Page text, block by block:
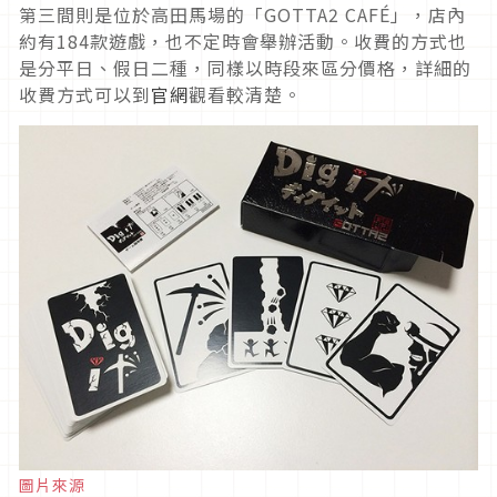
第三間則是位於高田馬場的「GOTTA2 CAFÉ」，店內
約有184款遊戲，也不定時會舉辦活動。收費的方式也
是分平日、假日二種，同樣以時段來區分價格，詳細的
收費方式可以到官網觀看較清楚。
圖片來源